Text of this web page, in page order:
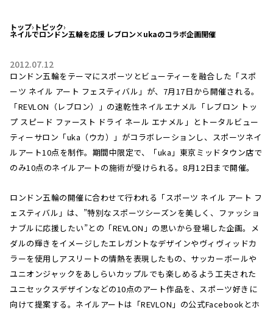
トップ› トピック›
ネイルでロンドン五輪を応援 レブロン×ukaのコラボ企画開催
2012.07.12
ロンドン五輪をテーマにスポーツとビューティーを融合した「スポ
ーツ ネイル アート フェスティバル」が、7月17日から開催される。
「REVLON（レブロン）」の速乾性ネイルエナメル「レブロン トッ
プ スピード ファースト ドライ ネール エナメル」とトータルビュー
ティーサロン「uka（ウカ）」がコラボレーションし、スポーツネイ
ルアート10点を制作。期間中限定で、「uka」東京ミッドタウン店で
のみ10点のネイルアートの施術が受けられる。8月12日まで開催。
ロンドン五輪の開催に合わせて行われる「スポーツ ネイル アート フ
ェスティバル」は、”特別なスポーツシーズンを美しく、ファッショ
ナブルに応援したい”との「REVLON」の思いから登場した企画。メ
ダルの輝きをイメージしたエレガントなデザインやヴィヴィッドカ
ラーを使用しアスリートの情熱を表現したもの、サッカーボールや
ユニオンジャックをあしらいカップルでも楽しめるよう工夫された
ユニセックスデザインなどの10点のアート作品を、スポーツ好きに
向けて提案する。ネイルアートは「REVLON」の公式Facebookとホ